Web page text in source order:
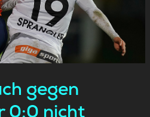
gegen
0:0 nicht